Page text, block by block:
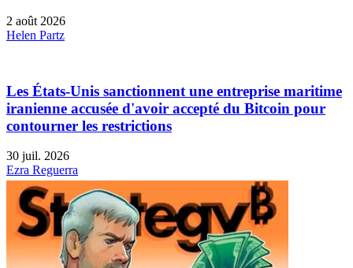
2 août 2026
Helen Partz
Les États-Unis sanctionnent une entreprise maritime
iranienne accusée d'avoir accepté du Bitcoin pour
contourner les restrictions
30 juil. 2026
Ezra Reguerra